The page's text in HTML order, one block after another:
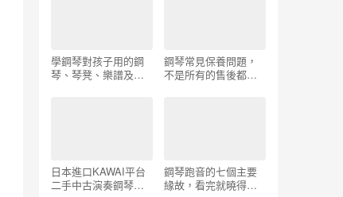
學鋼琴對孩子用的鋼
琴、琴凳、樂譜及照
鋼琴常見保養問題，
不是所有的售後都是
日本進口KAWAI平台
二手中古演奏鋼琴
鋼琴跑音的七個主要
緣故，看完就曉得鋼